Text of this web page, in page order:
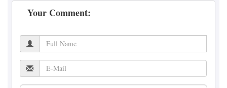
Your Comment: